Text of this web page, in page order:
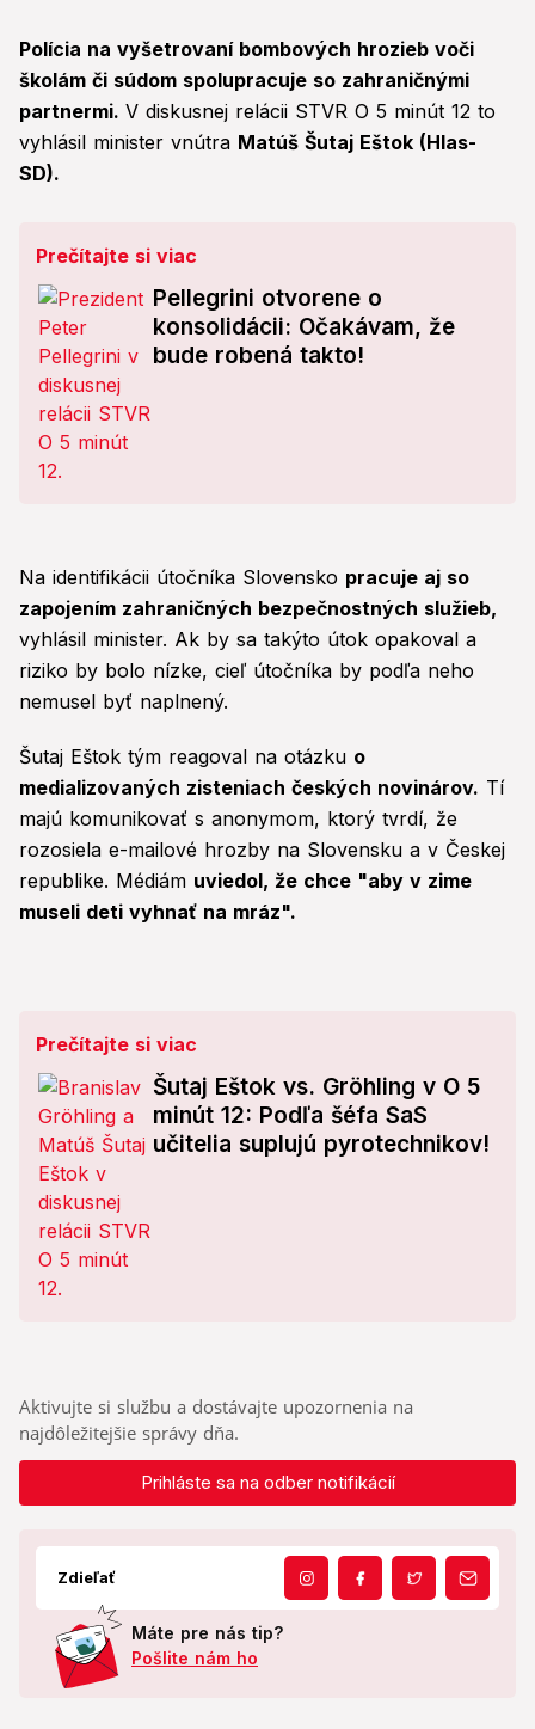
Polícia na vyšetrovaní bombových hrozieb voči
školám či súdom spolupracuje so zahraničnými
partnermi. V diskusnej relácii STVR O 5 minút 12 to
vyhlásil minister vnútra Matúš Šutaj Eštok (Hlas-
SD).
Prečítajte si viac
Pellegrini otvorene o
konsolidácii: Očakávam, že
bude robená takto!
Na identifikácii útočníka Slovensko pracuje aj so
zapojením zahraničných bezpečnostných služieb,
vyhlásil minister. Ak by sa takýto útok opakoval a
riziko by bolo nízke, cieľ útočníka by podľa neho
nemusel byť naplnený.
Šutaj Eštok tým reagoval na otázku o
medializovaných zisteniach českých novinárov. Tí
majú komunikovať s anonymom, ktorý tvrdí, že
rozosiela e-mailové hrozby na Slovensku a v Českej
republike. Médiám uviedol, že chce "aby v zime
museli deti vyhnať na mráz".
Prečítajte si viac
Šutaj Eštok vs. Gröhling v O 5
minút 12: Podľa šéfa SaS
učitelia suplujú pyrotechnikov!
Aktivujte si službu a dostávajte upozornenia na
najdôležitejšie správy dňa.
Prihláste sa na odber notifikácií
Zdieľať
Máte pre nás tip?
Pošlite nám ho